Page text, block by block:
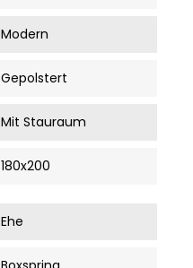
Modern
Gepolstert
Mit Stauraum
180x200
Ehe